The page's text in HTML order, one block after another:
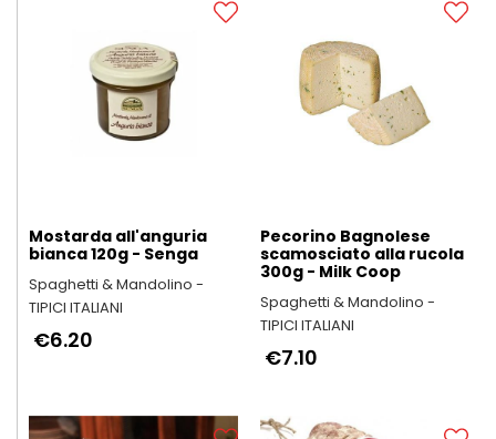
Mostarda all'anguria
bianca 120g - Senga
Spaghetti & Mandolino -
TIPICI ITALIANI
€6.20
Pecorino Bagnolese
scamosciato alla rucola
300g - Milk Coop
Spaghetti & Mandolino -
TIPICI ITALIANI
€7.10